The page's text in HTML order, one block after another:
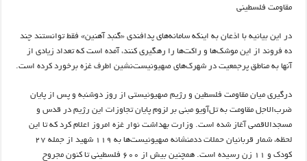
مقاومت فلسطینی
در این بیانیه با اذعان به اینکه سامانه‌های پدافندی «گنبد آهنین» فقط توانستند چند
ده فروند از این موشک‌ها و راکت‌ها را رهگیری کنند، آمده است که تعداد زیادی از
آنها به مناطق پرجمعیت در شهرک‌های صهیونیست‌نشین اطرف غزه برخورد کرده است.
درگیری میان مقاومت فلسطین و رژیم صهیونیستی از روز دوشنبه و پس از پایان
ضرب‌الاجل مقاومت به تل‌آویو مبنی بر لزوم پایان تجاوزات این رژیم در قدس و
مسجدالاقصی آغاز شده است. وزارت بهداشت نوار غزه امروز اعلام کرد که تا این
لحظه، شمار قربانیان حملات ددمنشانه صهیونیست‌ها به ۱۱۹ شهید از جمله ۲۷
کودک و ۱۱ زن رسیده است. همچنین بیش از ۶۰۰ فلسطینی تا کنون مجروح